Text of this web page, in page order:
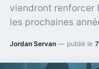
viendront renforcer
les prochaines
Jordan Servan — publié le